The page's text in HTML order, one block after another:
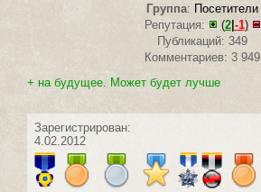
Группа: Посетители
Репутация:
(2| -1)
Публикаций: 349
Комментариев: 3 949
+ на будущее. Может будет лучше
Зарегистрирован:
4.02.2012